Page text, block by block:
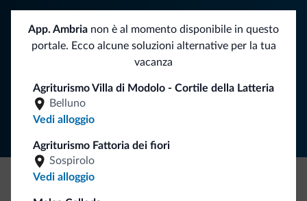
App. Ambria non è al momento disponibile in questo
portale. Ecco alcune soluzioni alternative per la tua
vacanza
Agriturismo Villa di Modolo - Cortile della Latteria
Belluno
Vedi alloggio
Agriturismo Fattoria dei fiori
Sospirolo
Vedi alloggio
Segui Dolomiti.it
ISCRIVITI ALLA NEWSLETTER